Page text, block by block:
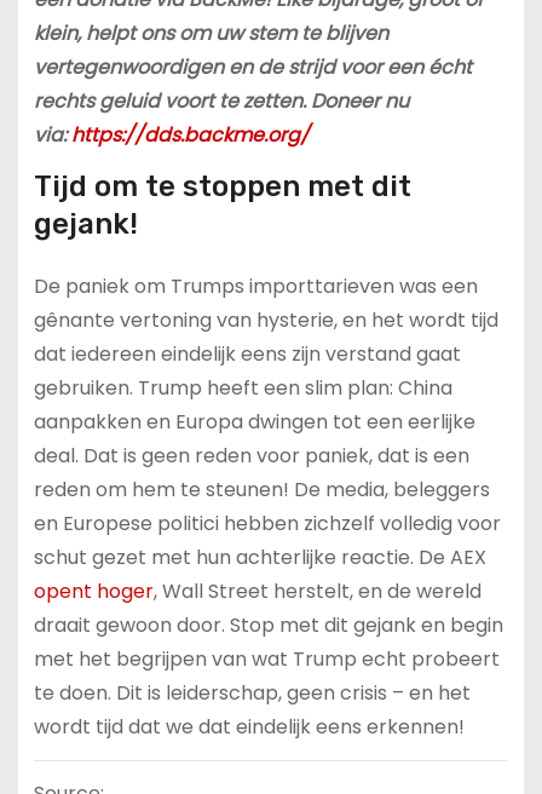
klein, helpt ons om uw stem te blijven
vertegenwoordigen en de strijd voor een écht
rechts geluid voort te zetten. Doneer nu
via:https://dds.backme.org/
Tijd om te stoppen met dit
gejank!
De paniek om Trumps importtarieven was een
gênante vertoning van hysterie, en het wordt tijd
dat iedereen eindelijk eens zijn verstand gaat
gebruiken. Trump heeft een slim plan: China
aanpakken en Europa dwingen tot een eerlijke
deal. Dat is geen reden voor paniek, dat is een
reden om hem te steunen! De media, beleggers
en Europese politici hebben zichzelf volledig voor
schut gezet met hun achterlijke reactie. De AEX
opent hoger, Wall Street herstelt, en de wereld
draait gewoon door. Stop met dit gejank en begin
met het begrijpen van wat Trump echt probeert
te doen. Dit is leiderschap, geen crisis – en het
wordt tijd dat we dat eindelijk eens erkennen!